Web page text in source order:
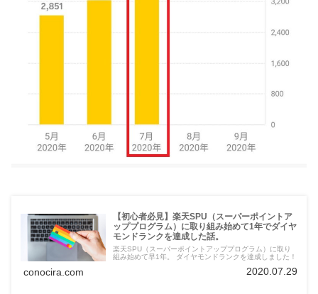
【初心者必見】楽天SPU（スーパーポイントア
ッププログラム）に取り組み始めて1年でダイヤ
モンドランクを達成した話。
楽天SPU（スーパーポイントアッププログラム）に取り
組み始めて早1年。 ダイヤモンドランクを達成しました！
conocira.com 2020.07.29